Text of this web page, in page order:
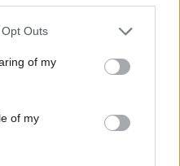
Outs
of my
of my
του και είχε
αρχείο, που
και βίντεο από όλες τις
που κάλυψε.